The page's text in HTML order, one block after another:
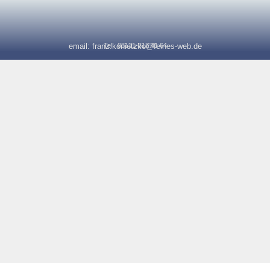
email: franz.konietzko@feines-web.de
Tel:08131-318 41 64